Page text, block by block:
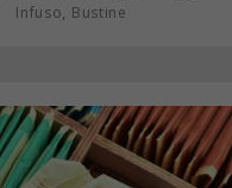
Infuso Bustine